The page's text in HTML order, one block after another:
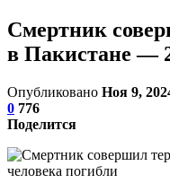
Смертник
в Пакистане —
Опубликовано Ноя 9,
0 776
Поделится